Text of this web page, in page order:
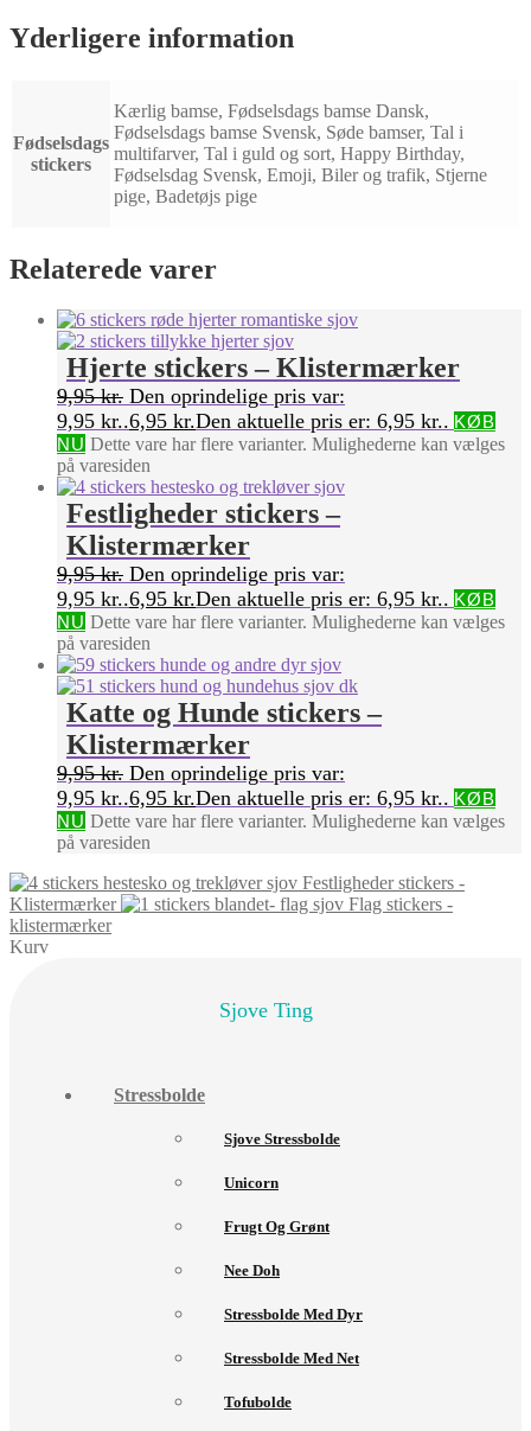
Yderligere information
Fødselsdags
stickers
Kærlig bamse, Fødselsdags bamse Dansk,
Fødselsdags bamse Svensk, Søde bamser, Tal i
multifarver, Tal i guld og sort, Happy Birthday,
Fødselsdag Svensk, Emoji, Biler og trafik, Stjerne
pige, Badetøjs pige
Relaterede varer
Hjerte stickers – Klistermærker
9,95kr. Den oprindelige pris var:
9,95 kr..6,95 kr.Den aktuelle pris er: 6,95 kr.. KØB
NU Dette vare har flere varianter. Mulighederne kan vælges
på varesiden
Festligheder stickers –
Klistermærker
9,95kr. Den oprindelige pris var:
9,95 kr..6,95 kr.Den aktuelle pris er: 6,95 kr.. KØB
NU Dette vare har flere varianter. Mulighederne kan vælges
på varesiden
Katte og Hunde stickers –
Klistermærker
9,95kr. Den oprindelige pris var:
9,95 kr..6,95 kr.Den aktuelle pris er: 6,95 kr.. KØB
NU Dette vare har flere varianter. Mulighederne kan vælges
på varesiden
Festligheder stickers -
Klistermærker
Flag stickers -
klistermærker
Kurv
Sjove Ting
Stressbolde
Sjove Stressbolde
Unicorn
Frugt Og Grønt
Nee Doh
Stressbolde Med Dyr
Stressbolde Med Net
Tofubolde